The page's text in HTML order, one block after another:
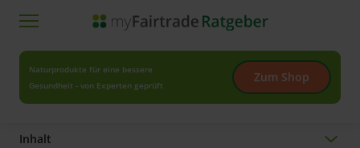
Naturprodukte für eine bessere
Gesundheit - von Experten geprüft
Zum Shop
Inhalt